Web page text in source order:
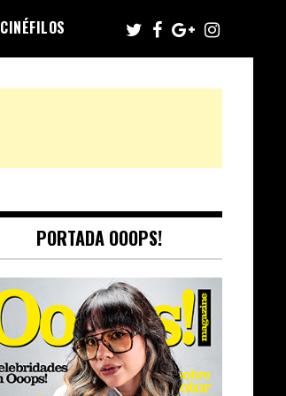
CINÉFILOS
PORTADA OOOPS!